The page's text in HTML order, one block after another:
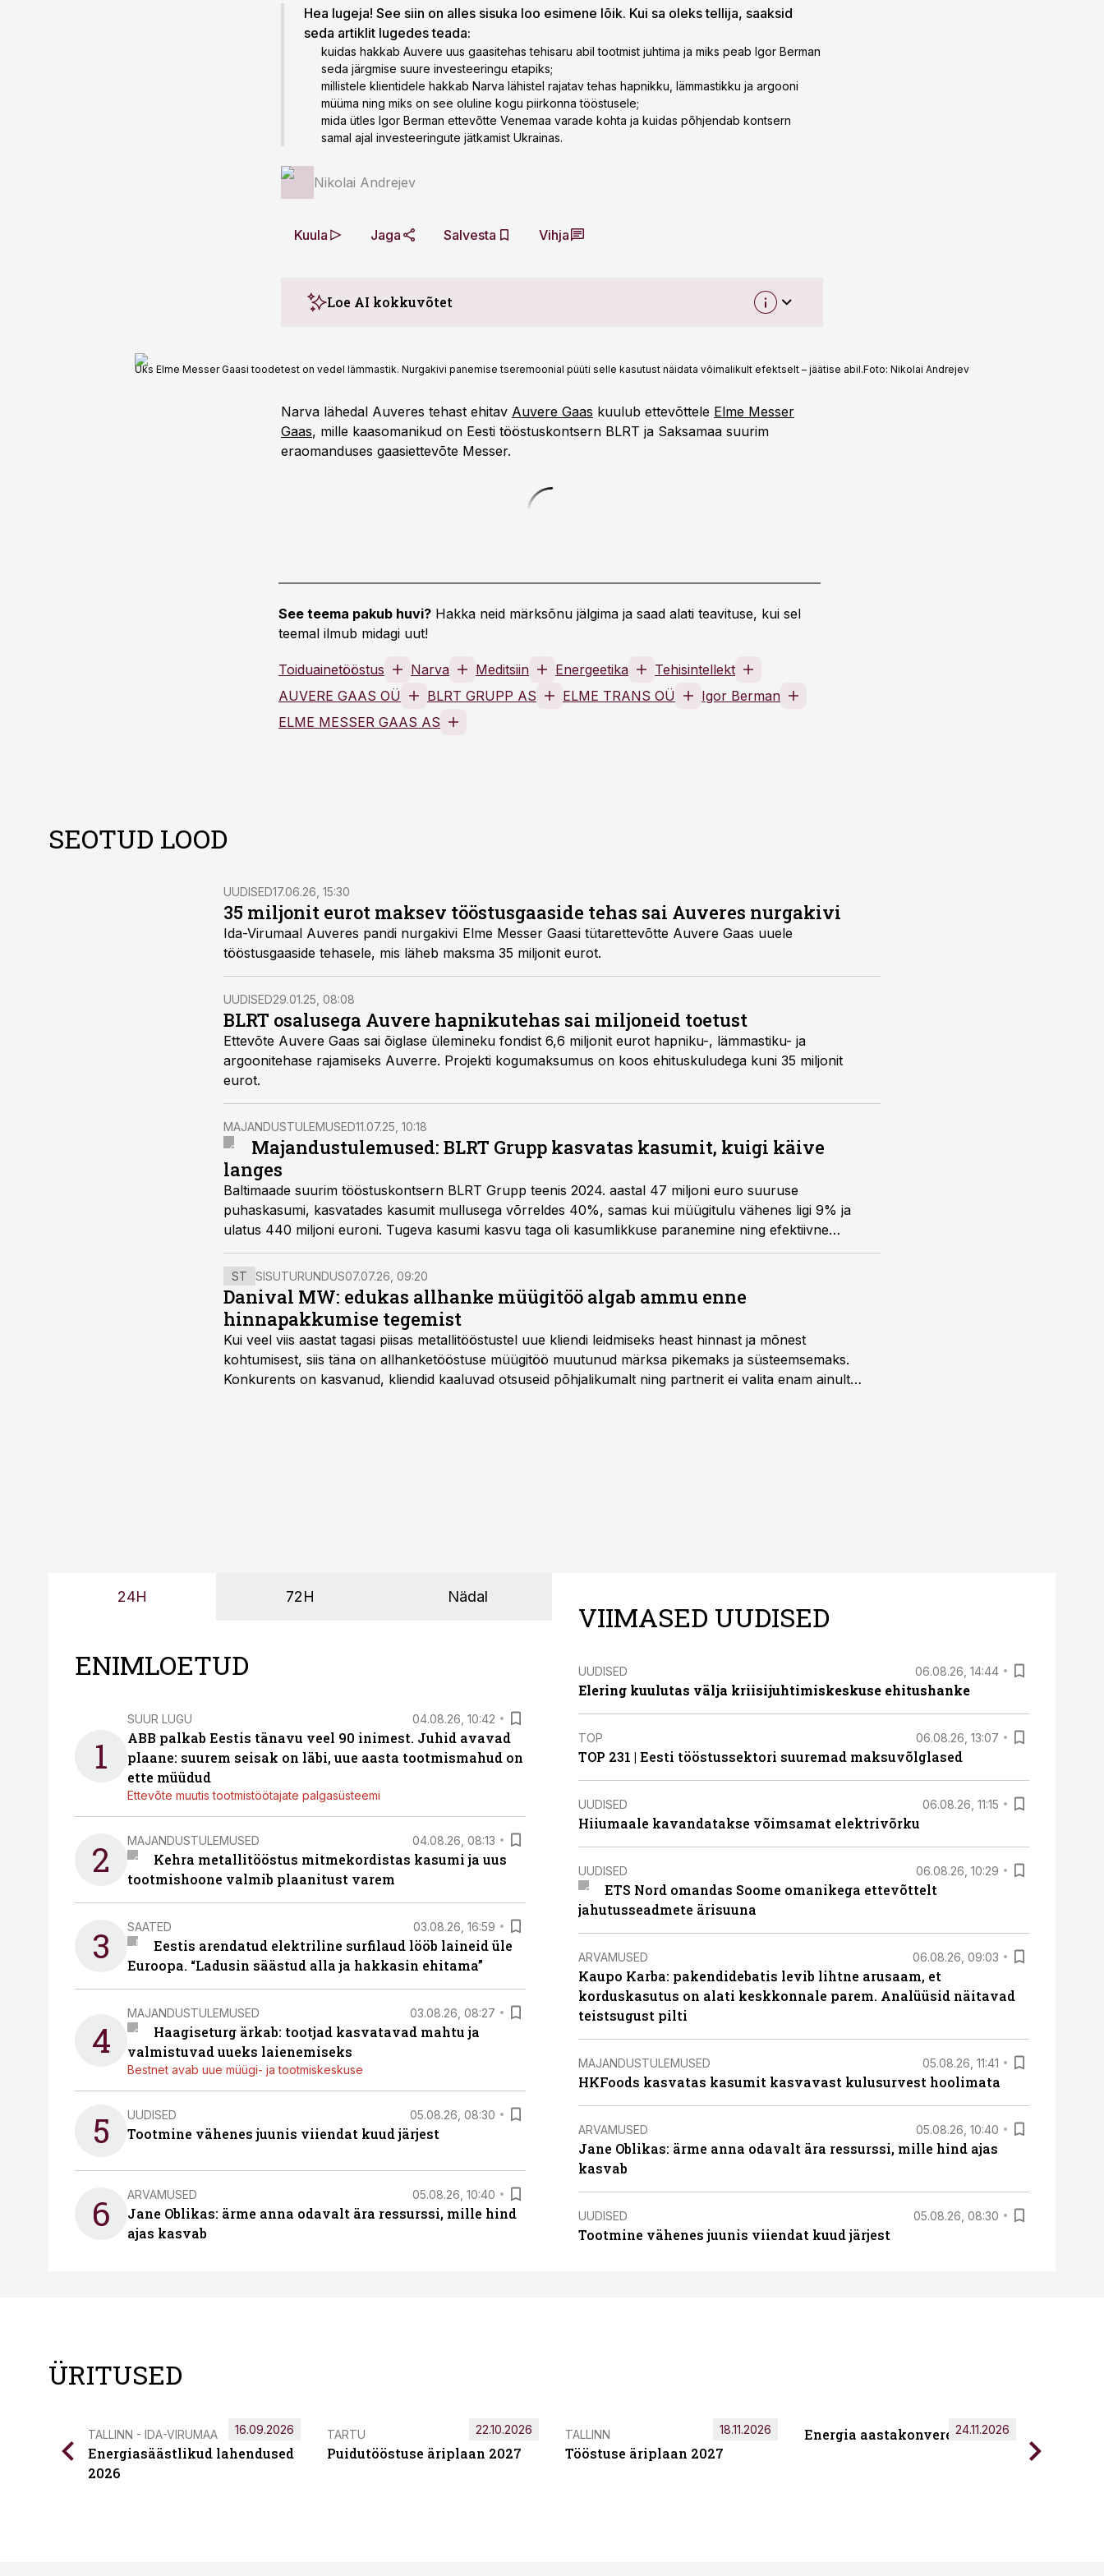
Hea lugeja! See siin on alles sisuka loo esimene lõik. Kui sa oleks tellija, saaksid
seda artiklit lugedes teada:
kuidas hakkab Auvere uus gaasitehas tehisaru abil tootmist juhtima ja miks peab Igor Berman
seda järgmise suure investeeringu etapiks;
millistele klientidele hakkab Narva lähistel rajatav tehas hapnikku, lämmastikku ja argooni
müüma ning miks on see oluline kogu piirkonna tööstusele;
mida ütles Igor Berman ettevõtte Venemaa varade kohta ja kuidas põhjendab kontsern
samal ajal investeeringute jätkamist Ukrainas.
Nikolai Andrejev
Kuula Jaga Salvesta Vihja
Loe AI kokkuvõtet
Üks Elme Messer Gaasi toodetest on vedel lämmastik. Nurgakivi panemise tseremoonial püüti selle kasutust näidata võimalikult efekt­selt – jäätise abil.Foto: Nikolai Andrejev
Narva lähedal Auveres tehast ehitav Auvere Gaas kuulub ettevõttele Elme Messer
Gaas, mille kaasomanikud on Eesti tööstuskontsern BLRT ja Saksamaa suurim
eraomanduses gaasiettevõte Messer.
See teema pakub huvi? Hakka neid märksõnu jälgima ja saad alati teavituse, kui sel
teemal ilmub midagi uut!
Toiduainetööstus Narva Meditsiin Energeetika
Tehisintellekt
AUVERE GAAS OÜ
BLRT GRUPP AS ELME TRANS OÜ
Igor Berman
ELME MESSER GAAS AS
SEOTUD LOOD
UUDISED17.06.26, 15:30
35 miljonit eurot maksev tööstusgaaside tehas sai Auveres nurgakivi
Ida-Virumaal Auveres pandi nurgakivi Elme Messer Gaasi tütarettevõtte Auvere Gaas uuele
tööstusgaaside tehasele, mis läheb maksma 35 miljonit eurot.
UUDISED29.01.25, 08:08
BLRT osalusega Auvere hapnikutehas sai miljoneid toetust
Ettevõte Auvere Gaas sai õiglase ülemineku fondist 6,6 miljonit eurot hapniku-, lämmastiku- ja
argoonitehase rajamiseks Auverre. Projekti kogumaksumus on koos ehituskuludega kuni 35 miljonit
eurot.
MAJANDUSTULEMUSED11.07.25, 10:18
Majandustulemused: BLRT Grupp kasvatas kasumit, kuigi käive
langes
Baltimaade suurim tööstuskontsern BLRT Grupp teenis 2024. aastal 47 miljoni euro suuruse
puhaskasumi, kasvatades kasumit mullusega võrreldes 40%, samas kui müügitulu vähenes ligi 9% ja
ulatus 440 miljoni euroni. Tugeva kasumi kasvu taga oli kasumlikkuse paranemine ning efektiivne
tegevuskulude juhtimine keerulises majanduskeskkonnas.
ST SISUTURUNDUS07.07.26, 09:20
Danival MW: edukas allhanke müügitöö algab ammu enne
hinnapakkumise tegemist
Kui veel viis aastat tagasi piisas metallitööstustel uue kliendi leidmiseks heast hinnast ja mõnest
kohtumisest, siis täna on allhanketööstuse müügitöö muutunud märksa pikemaks ja süsteemsemaks.
Konkurents on kasvanud, kliendid kaaluvad otsuseid põhjalikumalt ning partnerit ei valita enam ainult
24H 72H Nädal
ENIMLOETUD
1
SUUR LUGU 04.08.26, 10:42
ABB palkab Eestis tänavu veel 90 inimest. Juhid avavad
plaane: suurem seisak on läbi, uue aasta tootmismahud on
ette müüdud
Ettevõte muutis tootmistöötajate palgasüsteemi
2 MAJANDUSTULEMUSED 04.08.26, 08:13
Kehra metallitööstus mitmekordistas kasumi ja uus
tootmishoone valmib plaanitust varem
3 SAATED 03.08.26, 16:59
Eestis arendatud elektriline surfilaud lööb laineid üle
Euroopa. “Ladusin säästud alla ja hakkasin ehitama”
4
MAJANDUSTULEMUSED 03.08.26, 08:27
Haagiseturg ärkab: tootjad kasvatavad mahtu ja
valmistuvad uueks laienemiseks
Bestnet avab uue müügi- ja tootmiskeskuse
5 UUDISED 05.08.26, 08:30
Tootmine vähenes juunis viiendat kuud järjest
6 ARVAMUSED 05.08.26, 10:40
Jane Oblikas: ärme anna odavalt ära ressurssi, mille hind
ajas kasvab
VIIMASED UUDISED
UUDISED 06.08.26, 14:44
Elering kuulutas välja kriisijuhtimiskeskuse ehitushanke
TOP 06.08.26, 13:07
TOP 231 | Eesti tööstussektori suuremad maksuvõlglased
UUDISED 06.08.26, 11:15
Hiiumaale kavandatakse võimsamat elektrivõrku
UUDISED 06.08.26, 10:29
ETS Nord omandas Soome omanikega ettevõttelt
jahutusseadmete ärisuuna
ARVAMUSED 06.08.26, 09:03
Kaupo Karba: pakendidebatis levib lihtne arusaam, et
korduskasutus on alati keskkonnale parem. Analüüsid näitavad
teistsugust pilti
MAJANDUSTULEMUSED 05.08.26, 11:41
HKFoods kasvatas kasumit kasvavast kulusurvest hoolimata
ARVAMUSED 05.08.26, 10:40
Jane Oblikas: ärme anna odavalt ära ressurssi, mille hind ajas
kasvab
UUDISED 05.08.26, 08:30
Tootmine vähenes juunis viiendat kuud järjest
ÜRITUSED
TALLINN - IDA-VIRUMAA
Energiasäästlikud lahendused
2026
16.09.2026 TARTU
Puidutööstuse äriplaan 2027
22.10.2026 TALLINN
Tööstuse äriplaan 2027
18.11.2026 Energia aastakonverents 2026
24.11.2026